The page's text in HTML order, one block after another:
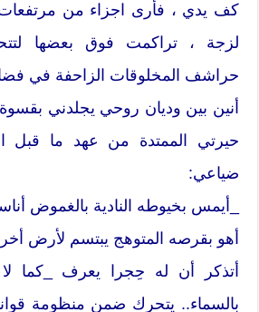
كف يدي ، فأرى اجزاء من
لزجة ، تراكمت فوق بعضها
حراشف المخلوقات الزاحفة في
أنين بين وديان روحي يجلدني
حيرتي الممتدة من عهد ما قبل
ضياعي:
_أيمس بخيوطه النادية بالغموض
أهو بقرصه المتوهج يبتسم لأرض
أتذكر أن له حِجرا يعرف _كما لا
بالسماء.. يتحرك ضمن منظومة